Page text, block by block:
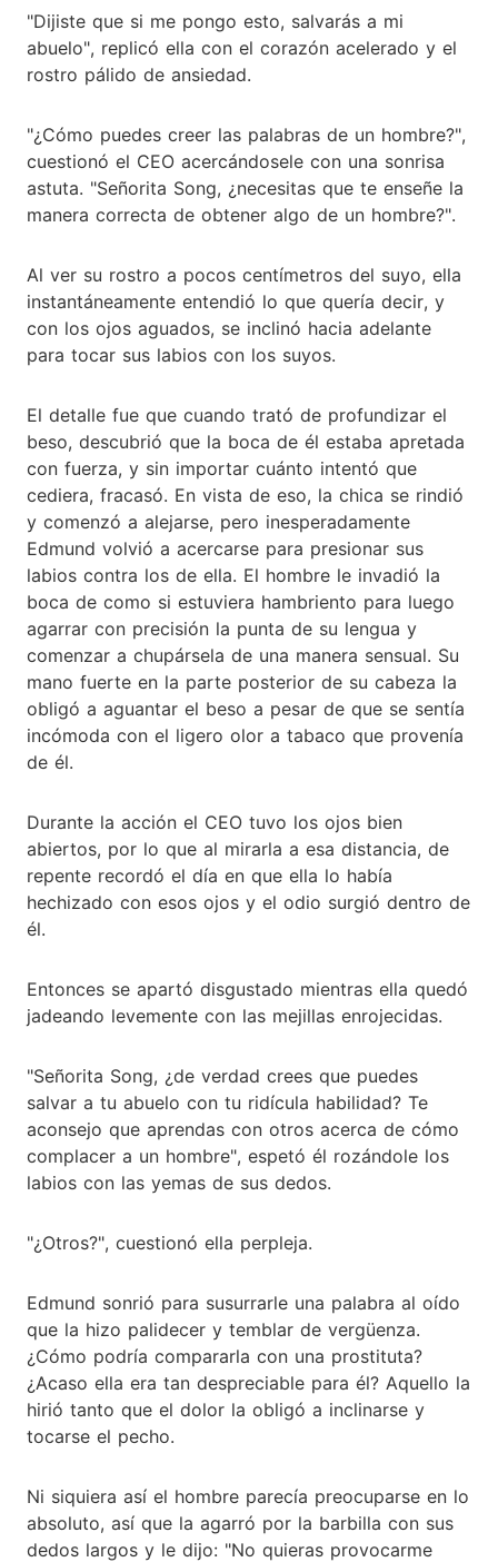
"Dijiste que si me pongo esto, salvarás a mi
abuelo", replicó ella con el corazón acelerado y el
rostro pálido de ansiedad.
"¿Cómo puedes creer las palabras de un hombre?",
cuestionó el CEO acercándosele con una sonrisa
astuta. "Señorita Song, ¿necesitas que te enseñe la
manera correcta de obtener algo de un hombre?".
Al ver su rostro a pocos centímetros del suyo, ella
instantáneamente entendió lo que quería decir, y
con los ojos aguados, se inclinó hacia adelante
para tocar sus labios con los suyos.
El detalle fue que cuando trató de profundizar el
beso, descubrió que la boca de él estaba apretada
con fuerza, y sin importar cuánto intentó que
cediera, fracasó. En vista de eso, la chica se rindió
y comenzó a alejarse, pero inesperadamente
Edmund volvió a acercarse para presionar sus
labios contra los de ella. El hombre le invadió la
boca de como si estuviera hambriento para luego
agarrar con precisión la punta de su lengua y
comenzar a chupársela de una manera sensual. Su
mano fuerte en la parte posterior de su cabeza la
obligó a aguantar el beso a pesar de que se sentía
incómoda con el ligero olor a tabaco que provenía
de él.
Durante la acción el CEO tuvo los ojos bien
abiertos, por lo que al mirarla a esa distancia, de
repente recordó el día en que ella lo había
hechizado con esos ojos y el odio surgió dentro de
él.
Entonces se apartó disgustado mientras ella quedó
jadeando levemente con las mejillas enrojecidas.
"Señorita Song, ¿de verdad crees que puedes
salvar a tu abuelo con tu ridícula habilidad? Te
aconsejo que aprendas con otros acerca de cómo
complacer a un hombre", espetó él rozándole los
labios con las yemas de sus dedos.
"¿Otros?", cuestionó ella perpleja.
Edmund sonrió para susurrarle una palabra al oído
que la hizo palidecer y temblar de vergüenza.
¿Cómo podría compararla con una prostituta?
¿Acaso ella era tan despreciable para él? Aquello la
hirió tanto que el dolor la obligó a inclinarse y
tocarse el pecho.
Ni siquiera así el hombre parecía preocuparse en lo
absoluto, así que la agarró por la barbilla con sus
dedos largos y le dijo: "No quieras provocarme